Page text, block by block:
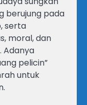
berujung pada
serta
moral, dan
Adanya
pelicin”
untuk